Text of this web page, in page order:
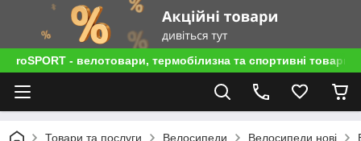
roSPORT - велотовари, термобілизна та спортивні товари
Товари та послуги Велосипеди Велосипеди нові